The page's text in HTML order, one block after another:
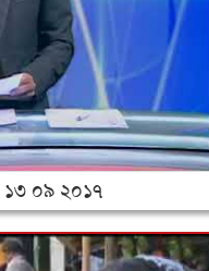
১৩ ০৯ ২০১৭